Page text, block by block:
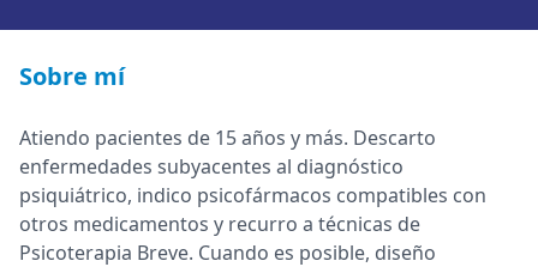
Sobre mí
Atiendo pacientes de 15 años y más. Descarto
enfermedades subyacentes al diagnóstico
psiquiátrico, indico psicofármacos compatibles con
otros medicamentos y recurro a técnicas de
Psicoterapia Breve. Cuando es posible, diseño